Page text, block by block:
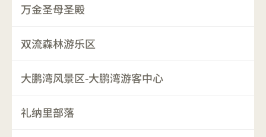
万金圣母圣殿
双流森林游乐区
大鹏湾风景区-大鹏湾游客中心
礼纳里部落